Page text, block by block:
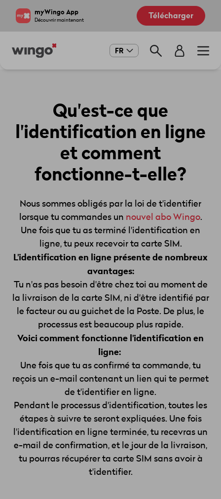
myWingo App
Découvrir maintenant Télécharger
Main
FR
Qu'est-ce que
l'identification en ligne
et comment
fonctionne-t-elle?
Nous sommes obligés par la loi de t'identifier
lorsque tu commandes un nouvel abo Wingo.
Une fois que tu as terminé l'identification en
ligne, tu peux recevoir ta carte SIM.
L'identification en ligne présente de nombreux
avantages:
Tu n'as pas besoin d'être chez toi au moment de
la livraison de la carte SIM, ni d'être identifié par
le facteur ou au guichet de la Poste. De plus, le
processus est beaucoup plus rapide.
Voici comment fonctionne l'identification en
ligne:
Une fois que tu as confirmé ta commande, tu
reçois un e-mail contenant un lien qui te permet
de t'identifier en ligne.
Pendant le processus d'identification, toutes les
étapes à suivre te seront expliquées. Une fois
l'identification en ligne terminée, tu recevras un
e-mail de confirmation, et le jour de la livraison,
tu pourras récupérer ta carte SIM sans avoir à
t'identifier.